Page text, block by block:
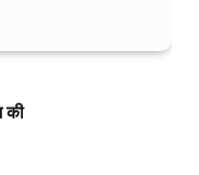
की